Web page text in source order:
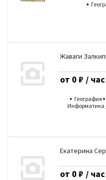
География
Информатика
от 0 ₽ / час
Жаваги
от 0 ₽ / час
Екатерина